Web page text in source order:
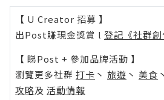
【 U Creator 招募 】
出Post賺現金獎賞 l 登記《社群創
【 睇Post + 參加品牌活動 】
瀏覽更多社群 打卡 丶 旅遊 丶 美食 丶
攻略及 活動情報